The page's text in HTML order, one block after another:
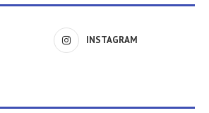
INSTAGRAM